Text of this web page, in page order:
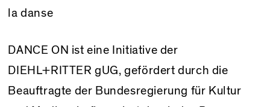
la danse
DANCE ON ist eine Initiative der
DIEHL+RITTER gUG, gefördert durch die
Beauftragte der Bundesregierung für Kultur